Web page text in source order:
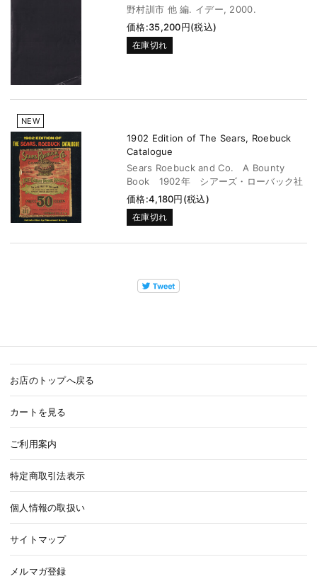
野村訓市 他 編. イデー, 2000.
価格:35,200円(税込)
在庫切れ
NEW
1902 Edition of The Sears, Roebuck
Catalogue
Sears Roebuck and Co. A Bounty
Book 1902年 シアーズ・ローバック社
価格:4,180円(税込)
在庫切れ
お店のトップへ戻る
カートを見る
ご利用案内
特定商取引法表示
個人情報の取扱い
サイトマップ
メルマガ登録